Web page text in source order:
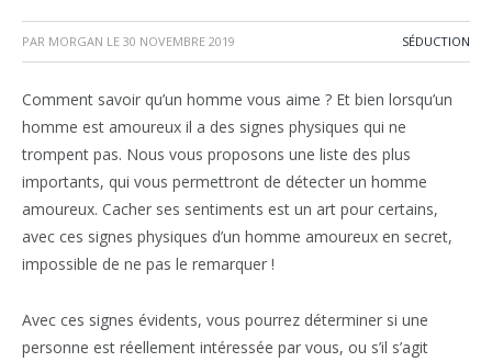
PAR MORGAN LE 30 NOVEMBRE 2019 SÉDUCTION
Comment savoir qu’un homme vous aime ? Et bien lorsqu’un
homme est amoureux il a des signes physiques qui ne
trompent pas. Nous vous proposons une liste des plus
importants, qui vous permettront de détecter un homme
amoureux. Cacher ses sentiments est un art pour certains,
avec ces signes physiques d’un homme amoureux en secret,
impossible de ne pas le remarquer !
Avec ces signes évidents, vous pourrez déterminer si une
personne est réellement intéressée par vous, ou s’il s’agit